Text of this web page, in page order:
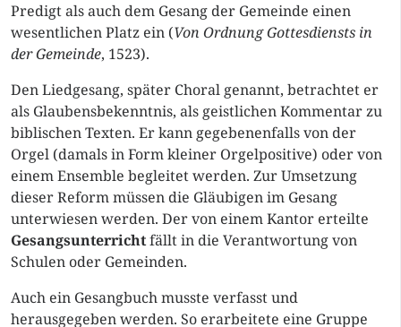
Predigt als auch dem Gesang der Gemeinde einen
wesentlichen Platz ein (Von Ordnung Gottesdiensts in
der Gemeinde, 1523).
Den Liedgesang, später Choral genannt, betrachtet er
als Glaubensbekenntnis, als geistlichen Kommentar zu
biblischen Texten. Er kann gegebenenfalls von der
Orgel (damals in Form kleiner Orgelpositive) oder von
einem Ensemble begleitet werden. Zur Umsetzung
dieser Reform müssen die Gläubigen im Gesang
unterwiesen werden. Der von einem Kantor erteilte
Gesangsunterrichtfällt in die Verantwortung von
Schulen oder Gemeinden.
Auch ein Gesangbuch musste verfasst und
herausgegeben werden. So erarbeitete eine Gruppe